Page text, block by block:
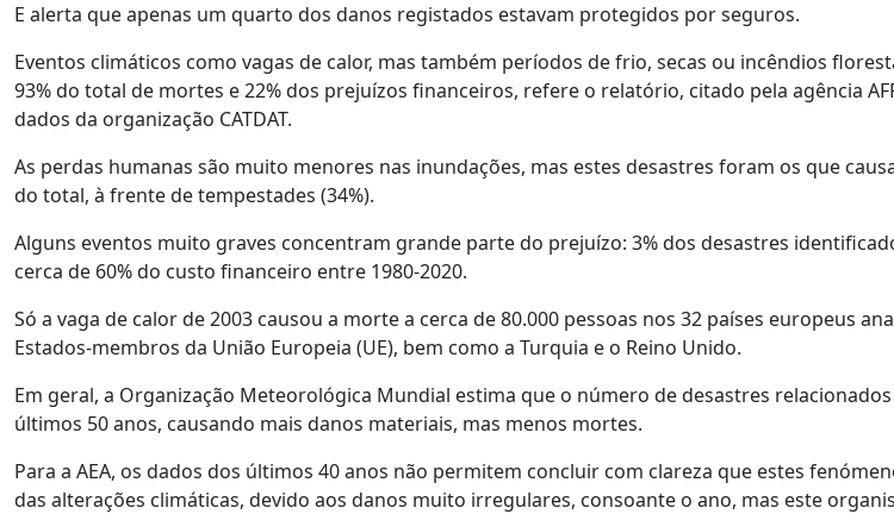
E alerta que apenas um quarto dos danos registados estavam protegidos por seguros.
Eventos climáticos como vagas de calor, mas também períodos de frio, secas ou incêndios
93% do total de mortes e 22% dos prejuízos financeiros, refere o relatório, citado pela agência
dados da organização CATDAT.
As perdas humanas são muito menores nas inundações, mas estes desastres foram os que
do total, à frente de tempestades (34%).
Alguns eventos muito graves concentram grande parte do prejuízo: 3% dos desastres
cerca de 60% do custo financeiro entre 1980-2020.
Só a vaga de calor de 2003 causou a morte a cerca de 80.000 pessoas nos 32 países europeus
Estados-membros da União Europeia (UE), bem como a Turquia e o Reino Unido.
Em geral, a Organização Meteorológica Mundial estima que o número de desastres
últimos 50 anos, causando mais danos materiais, mas menos mortes.
Para a AEA, os dados dos últimos 40 anos não permitem concluir com clareza que estes
das alterações climáticas, devido aos danos muito irregulares, consoante o ano, mas este